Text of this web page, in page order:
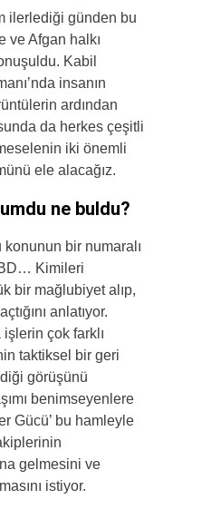
ilerlediği günden bu
ve Afgan halkı
Kabil
insanın
ardından
da herkes çeşitli
iki önemli
ele alacağız.
ne buldu?
bir numaralı
Kimileri
bir mağlubiyet alıp,
anlatıyor.
çok farklı
taktiksel bir geri
görüşünü
benimseyenlere
Gücü’ bu hamleyle
gelmesini ve
istiyor.